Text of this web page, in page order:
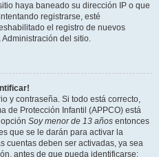
haya baneado su dirección IP o que
registrarse, esté
el registro de nuevos
del sitio.
y contraseña. Si todo está correcto,
de Protección Infantil (APPCO) está
Soy menor de 13 años entonces
que se le darán para activar la
cuentas deben ser activadas, ya sea
antes de que pueda identificarse;